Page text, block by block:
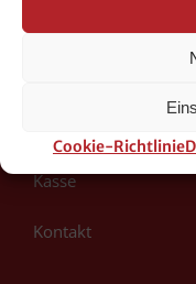
Cookie-Richtlinie
Startseite
Kasse
Kontakt